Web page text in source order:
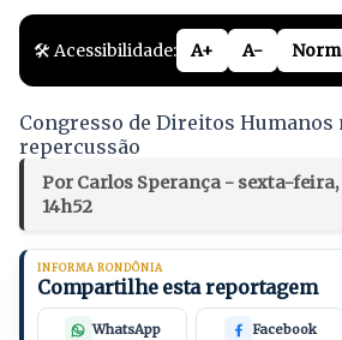
🛠️ Acessibilidade: A+ A-
Congresso de Direitos Humanos
repercussão
Por Carlos Sperança - sexta-
14h52
INFORMA RONDÔNIA
Compartilhe esta reportagem
WhatsApp Facebook